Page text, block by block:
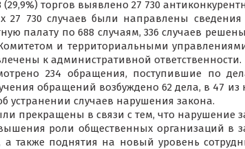
(29,9%) торгов выявлено 27 730
27 730 случаев были направлены
палату по 688 случаям, 336 случаев
и территориальными
к административной ответственности.
234 обращения, поступившие по
обращений возбуждено 62 дела, в 47
устранении случаев нарушения закона.
прекращены в связи с тем, что нарушение
роли общественных организаций в
также поднятия на новый уровень